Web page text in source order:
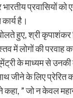
प्रवासियों
है।
हुए, श्री कृपाशंकर
में लोगों की
के माध्यम से उनकी
जीने के लिए प्रेरित
कहा, ” जो न केवल